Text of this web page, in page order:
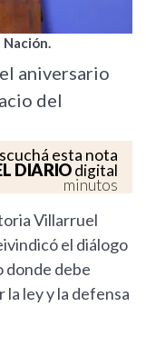
aniversario
del
esta nota
DIARIOdigital
minutos
Villarruel
el diálogo
donde debe
ley y la defensa